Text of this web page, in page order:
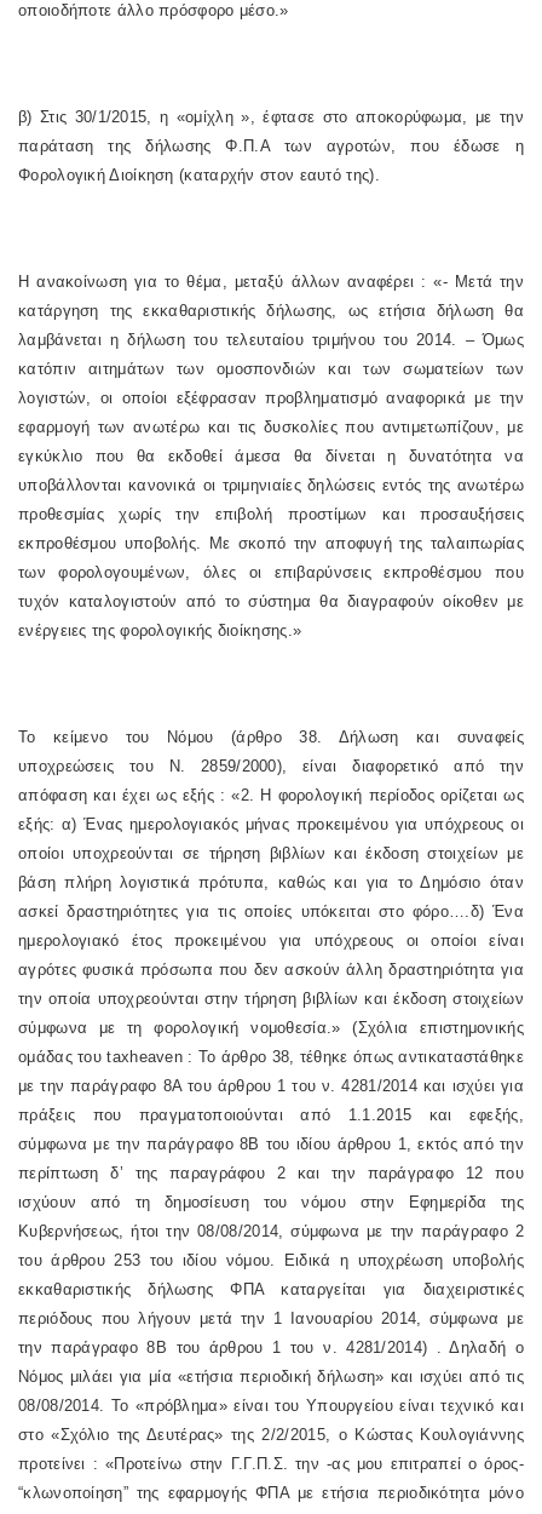
οποιοδήποτε άλλο πρόσφορο μέσο.»
β) Στις 30/1/2015, η «ομίχλη », έφτασε στο αποκορύφωμα, με την
παράταση της δήλωσης Φ.Π.Α των αγροτών, που έδωσε η
Φορολογική Διοίκηση (καταρχήν στον εαυτό της).
Η ανακοίνωση για το θέμα, μεταξύ άλλων αναφέρει : «- Μετά την
κατάργηση της εκκαθαριστικής δήλωσης, ως ετήσια δήλωση θα
λαμβάνεται η δήλωση του τελευταίου τριμήνου του 2014. – Όμως
κατόπιν αιτημάτων των ομοσπονδιών και των σωματείων των
λογιστών, οι οποίοι εξέφρασαν προβληματισμό αναφορικά με την
εφαρμογή των ανωτέρω και τις δυσκολίες που αντιμετωπίζουν, με
εγκύκλιο που θα εκδοθεί άμεσα θα δίνεται η δυνατότητα να
υποβάλλονται κανονικά οι τριμηνιαίες δηλώσεις εντός της ανωτέρω
προθεσμίας χωρίς την επιβολή προστίμων και προσαυξήσεις
εκπροθέσμου υποβολής. Με σκοπό την αποφυγή της ταλαιπωρίας
των φορολογουμένων, όλες οι επιβαρύνσεις εκπροθέσμου που
τυχόν καταλογιστούν από το σύστημα θα διαγραφούν οίκοθεν με
ενέργειες της φορολογικής διοίκησης.»
Το κείμενο του Νόμου (άρθρο 38. Δήλωση και συναφείς
υποχρεώσεις του Ν. 2859/2000), είναι διαφορετικό από την
απόφαση και έχει ως εξής : «2. Η φορολογική περίοδος ορίζεται ως
εξής: α) Ένας ημερολογιακός μήνας προκειμένου για υπόχρεους οι
οποίοι υποχρεούνται σε τήρηση βιβλίων και έκδοση στοιχείων με
βάση πλήρη λογιστικά πρότυπα, καθώς και για το Δημόσιο όταν
ασκεί δραστηριότητες για τις οποίες υπόκειται στο φόρο….δ) Ένα
ημερολογιακό έτος προκειμένου για υπόχρεους οι οποίοι είναι
αγρότες φυσικά πρόσωπα που δεν ασκούν άλλη δραστηριότητα για
την οποία υποχρεούνται στην τήρηση βιβλίων και έκδοση στοιχείων
σύμφωνα με τη φορολογική νομοθεσία.» (Σχόλια επιστημονικής
ομάδας του taxheaven : Το άρθρο 38, τέθηκε όπως αντικαταστάθηκε
με την παράγραφο 8Α του άρθρου 1 του ν. 4281/2014 και ισχύει για
πράξεις που πραγματοποιούνται από 1.1.2015 και εφεξής,
σύμφωνα με την παράγραφο 8Β του ιδίου άρθρου 1, εκτός από την
περίπτωση δ’ της παραγράφου 2 και την παράγραφο 12 που
ισχύουν από τη δημοσίευση του νόμου στην Εφημερίδα της
Κυβερνήσεως, ήτοι την 08/08/2014, σύμφωνα με την παράγραφο 2
του άρθρου 253 του ιδίου νόμου. Ειδικά η υποχρέωση υποβολής
εκκαθαριστικής δήλωσης ΦΠΑ καταργείται για διαχειριστικές
περιόδους που λήγουν μετά την 1 Ιανουαρίου 2014, σύμφωνα με
την παράγραφο 8Β του άρθρου 1 του ν. 4281/2014) . Δηλαδή ο
Νόμος μιλάει για μία «ετήσια περιοδική δήλωση» και ισχύει από τις
08/08/2014. Το «πρόβλημα» είναι του Υπουργείου είναι τεχνικό και
στο «Σχόλιο της Δευτέρας» της 2/2/2015, ο Κώστας Κουλογιάννης
προτείνει : «Προτείνω στην Γ.Γ.Π.Σ. την -ας μου επιτραπεί ο όρος-
“κλωνοποίηση” της εφαρμογής ΦΠΑ με ετήσια περιοδικότητα μόνο